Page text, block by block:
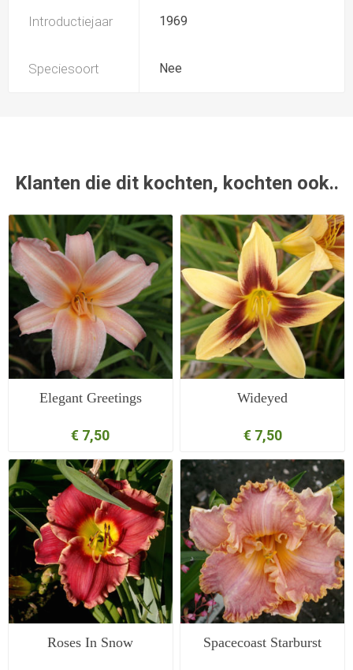
Introductiejaar 1969
Speciesoort Nee
Klanten die dit kochten, kochten ook..
Elegant Greetings
€ 7,50
Wideyed
€ 7,50
Roses In Snow Spacecoast Starburst